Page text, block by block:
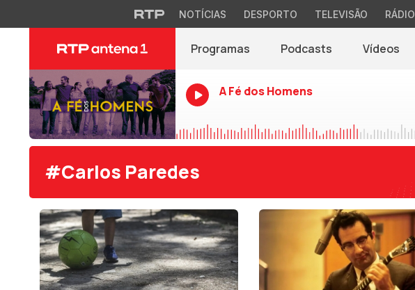
NOTÍCIAS DESPORTO TELEVISÃO RÁDIO
Programas Podcasts Vídeos
A Fé dos Homens
#Carlos Paredes